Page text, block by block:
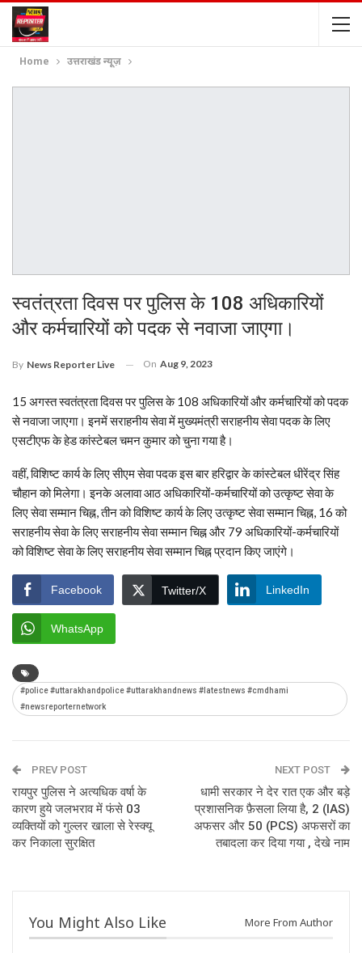
Home उत्तराखंड न्यूज़
स्वतंत्रता दिवस पर पुलिस के 108 अधिकारियों
और कर्मचारियों को पदक से नवाजा जाएगा।
By News Reporter Live On Aug 9, 2023
15 अगस्त स्वतंत्रता दिवस पर पुलिस के 108 अधिकारियों और कर्मचारियों को पदक
से नवाजा जाएगा। इनमें सराहनीय सेवा में मुख्यमंत्री सराहनीय सेवा पदक के लिए
एसटीएफ के हेड कांस्टेबल चमन कुमार को चुना गया है।
वहीं, विशिष्ट कार्य के लिए सीएम सेवा पदक इस बार हरिद्वार के कांस्टेबल धीरेंद्र सिंह
चौहान को मिलेगा। इनके अलावा आठ अधिकारियों-कर्मचारियों को उत्कृष्ट सेवा के
लिए सेवा सम्मान चिह्न, तीन को विशिष्ट कार्य के लिए उत्कृष्ट सेवा सम्मान चिह्न, 16 को
सराहनीय सेवा के लिए सराहनीय सेवा सम्मान चिह्न और 79 अधिकारियों-कर्मचारियों
को विशिष्ट सेवा के लिए सराहनीय सेवा सम्मान चिह्न प्रदान किए जाएंगे।
Facebook Twitter/X LinkedIn
WhatsApp
#police #uttarakhandpolice #uttarakhandnews #latestnews #cmdhami
#newsreporternetwork
PREV POST
रायपुर पुलिस ने अत्यधिक वर्षा के
कारण हुये जलभराव में फंसे 03
व्यक्तियों को गुल्लर खाला से रेस्क्यू
कर निकाला सुरक्षित
NEXT POST
धामी सरकार ने देर रात एक और बड़े
प्रशासनिक फ़ैसला लिया है, 2 (IAS)
अफसर और 50 (PCS) अफसरों का
तबादला कर दिया गया , देखे नाम
You Might Also Like More From Author